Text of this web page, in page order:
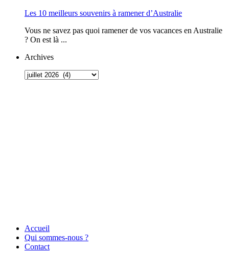
Les 10 meilleurs souvenirs à ramener d’Australie
Vous ne savez pas quoi ramener de vos vacances en Australie
? On est là ...
Archives
Accueil
Qui sommes-nous ?
Contact